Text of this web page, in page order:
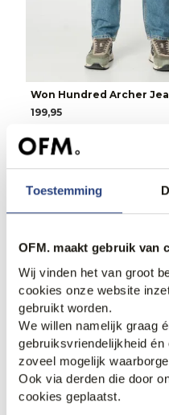
Toestemming
OFM. maakt gebruik van
Wij vinden het van groot
cookies onze website
gebruikt worden.
We willen namelijk graag
gebruiksvriendelijkheid
zoveel mogelijk
Ook via derden die door
cookies geplaatst.
Won Hundred Archer
199,95
Anderen